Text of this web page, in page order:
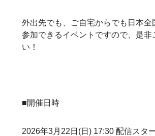
外出先でも、ご自宅からでも日本全
参加できるイベントですので、是非
い！
■開催日時
2026年3月22日(日) 17:30 配信スタ